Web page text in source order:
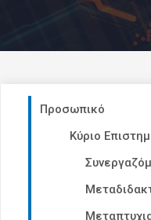
Προσωπικό
Κύριο